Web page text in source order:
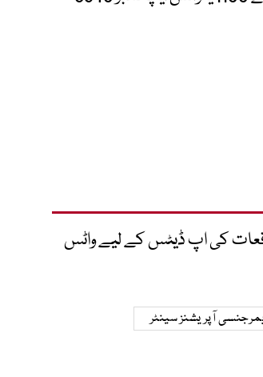
کی اپ ڈیٹس کے لیے واٹس
آپریشنز سینٹر